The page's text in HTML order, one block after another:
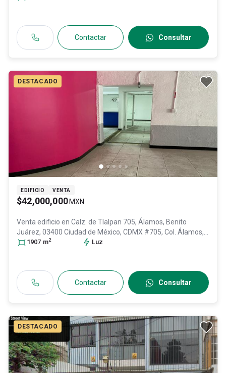
Contactar Consultar
DESTACADO
EDIFICIO VENTA
$42,000,000 MXN
Venta edificio en Calz. de Tlalpan 705, Álamos, Benito
Juárez, 03400 Ciudad de México, CDMX #705, Col. Álamos,
Benito Juárez
, DF / CDMX, México
1907 m2 Luz
Contactar Consultar
DESTACADO